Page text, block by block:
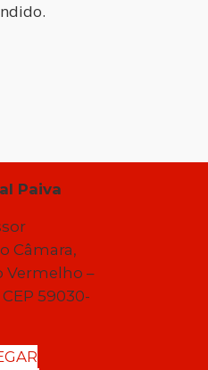
Paiva
Câmara,
Vermelho –
59030-